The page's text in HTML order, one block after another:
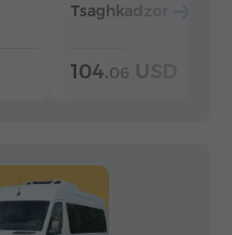
Tsaghkadzor
104.06 USD